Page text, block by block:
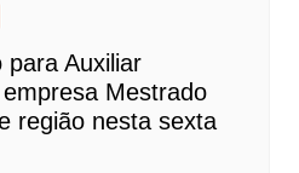
para Auxiliar
Mestrado
região nesta sexta